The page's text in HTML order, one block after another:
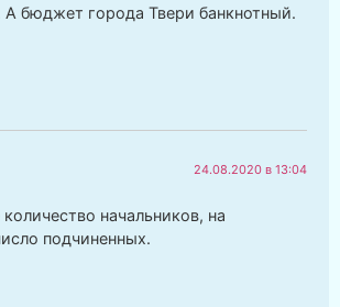
бюджет города Твери банкнотный.
24.08.2020 в 13:04
начальников, на
подчиненных.